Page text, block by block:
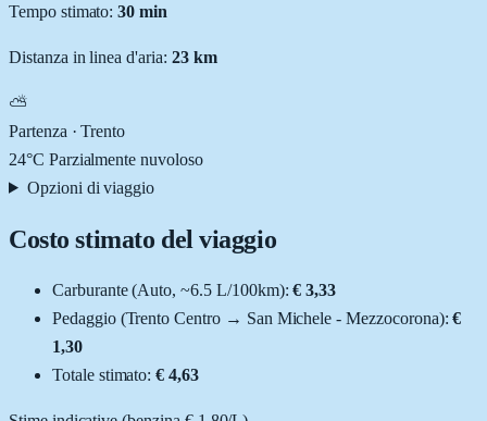
Tempo stimato:30 min
Distanza in linea d'aria: 23km
⛅
Partenza ·Trento
24°C Parzialmente nuvoloso
Opzioni di viaggio
Costo stimato del viaggio
Carburante (Auto, ~6.5 L/100km): € 3,33
Pedaggio (Trento Centro→ San Michele - Mezzocorona): €
1,30
Totale stimato:€ 4,63